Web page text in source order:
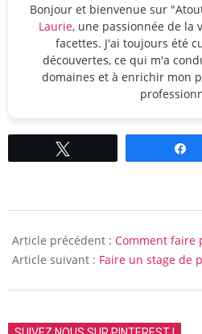
Bonjour et bienvenue sur
Laurie, une passionnée de la
facettes. J'ai toujours été
découvertes, ce qui m'a
domaines et à enrichir mon
12-
11
Article précédent : Comment faire
Article suivant : Faire un stage de